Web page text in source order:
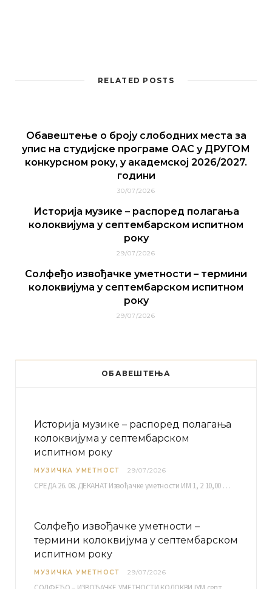
RELATED POSTS
Обавештење о броју слободних места за
упис на студијске програме ОАС у ДРУГОМ
конкурсном року, у академској 2026/2027.
години
30/07/2026
Историја музике – распоред полагања
колоквијума у септембарском испитном
року
29/07/2026
Солфеђо извођачке уметности – термини
колоквијума у септембарском испитном
року
29/07/2026
ОБАВЕШТЕЊА
Историја музике – распоред полагања
колоквијума у септембарском
испитном року
МУЗИЧКА УМЕТНОСТ 29/07/2026
СРЕДА 26. 08. ДЕКАНАТ Извођачке уметности ИМ 1, 2 10,00 ИМ 3, 4 10,30 ИМ…
Солфеђо извођачке уметности –
термини колоквијума у септембарском
испитном року
МУЗИЧКА УМЕТНОСТ 29/07/2026